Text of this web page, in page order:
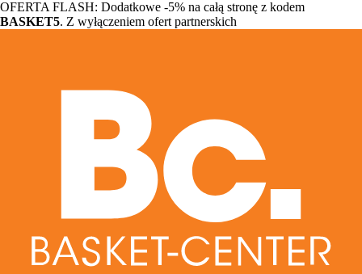
OFERTA FLASH: Dodatkowe -5% na całą stronę z kodem
BASKET5. Z wyłączeniem ofert partnerskich